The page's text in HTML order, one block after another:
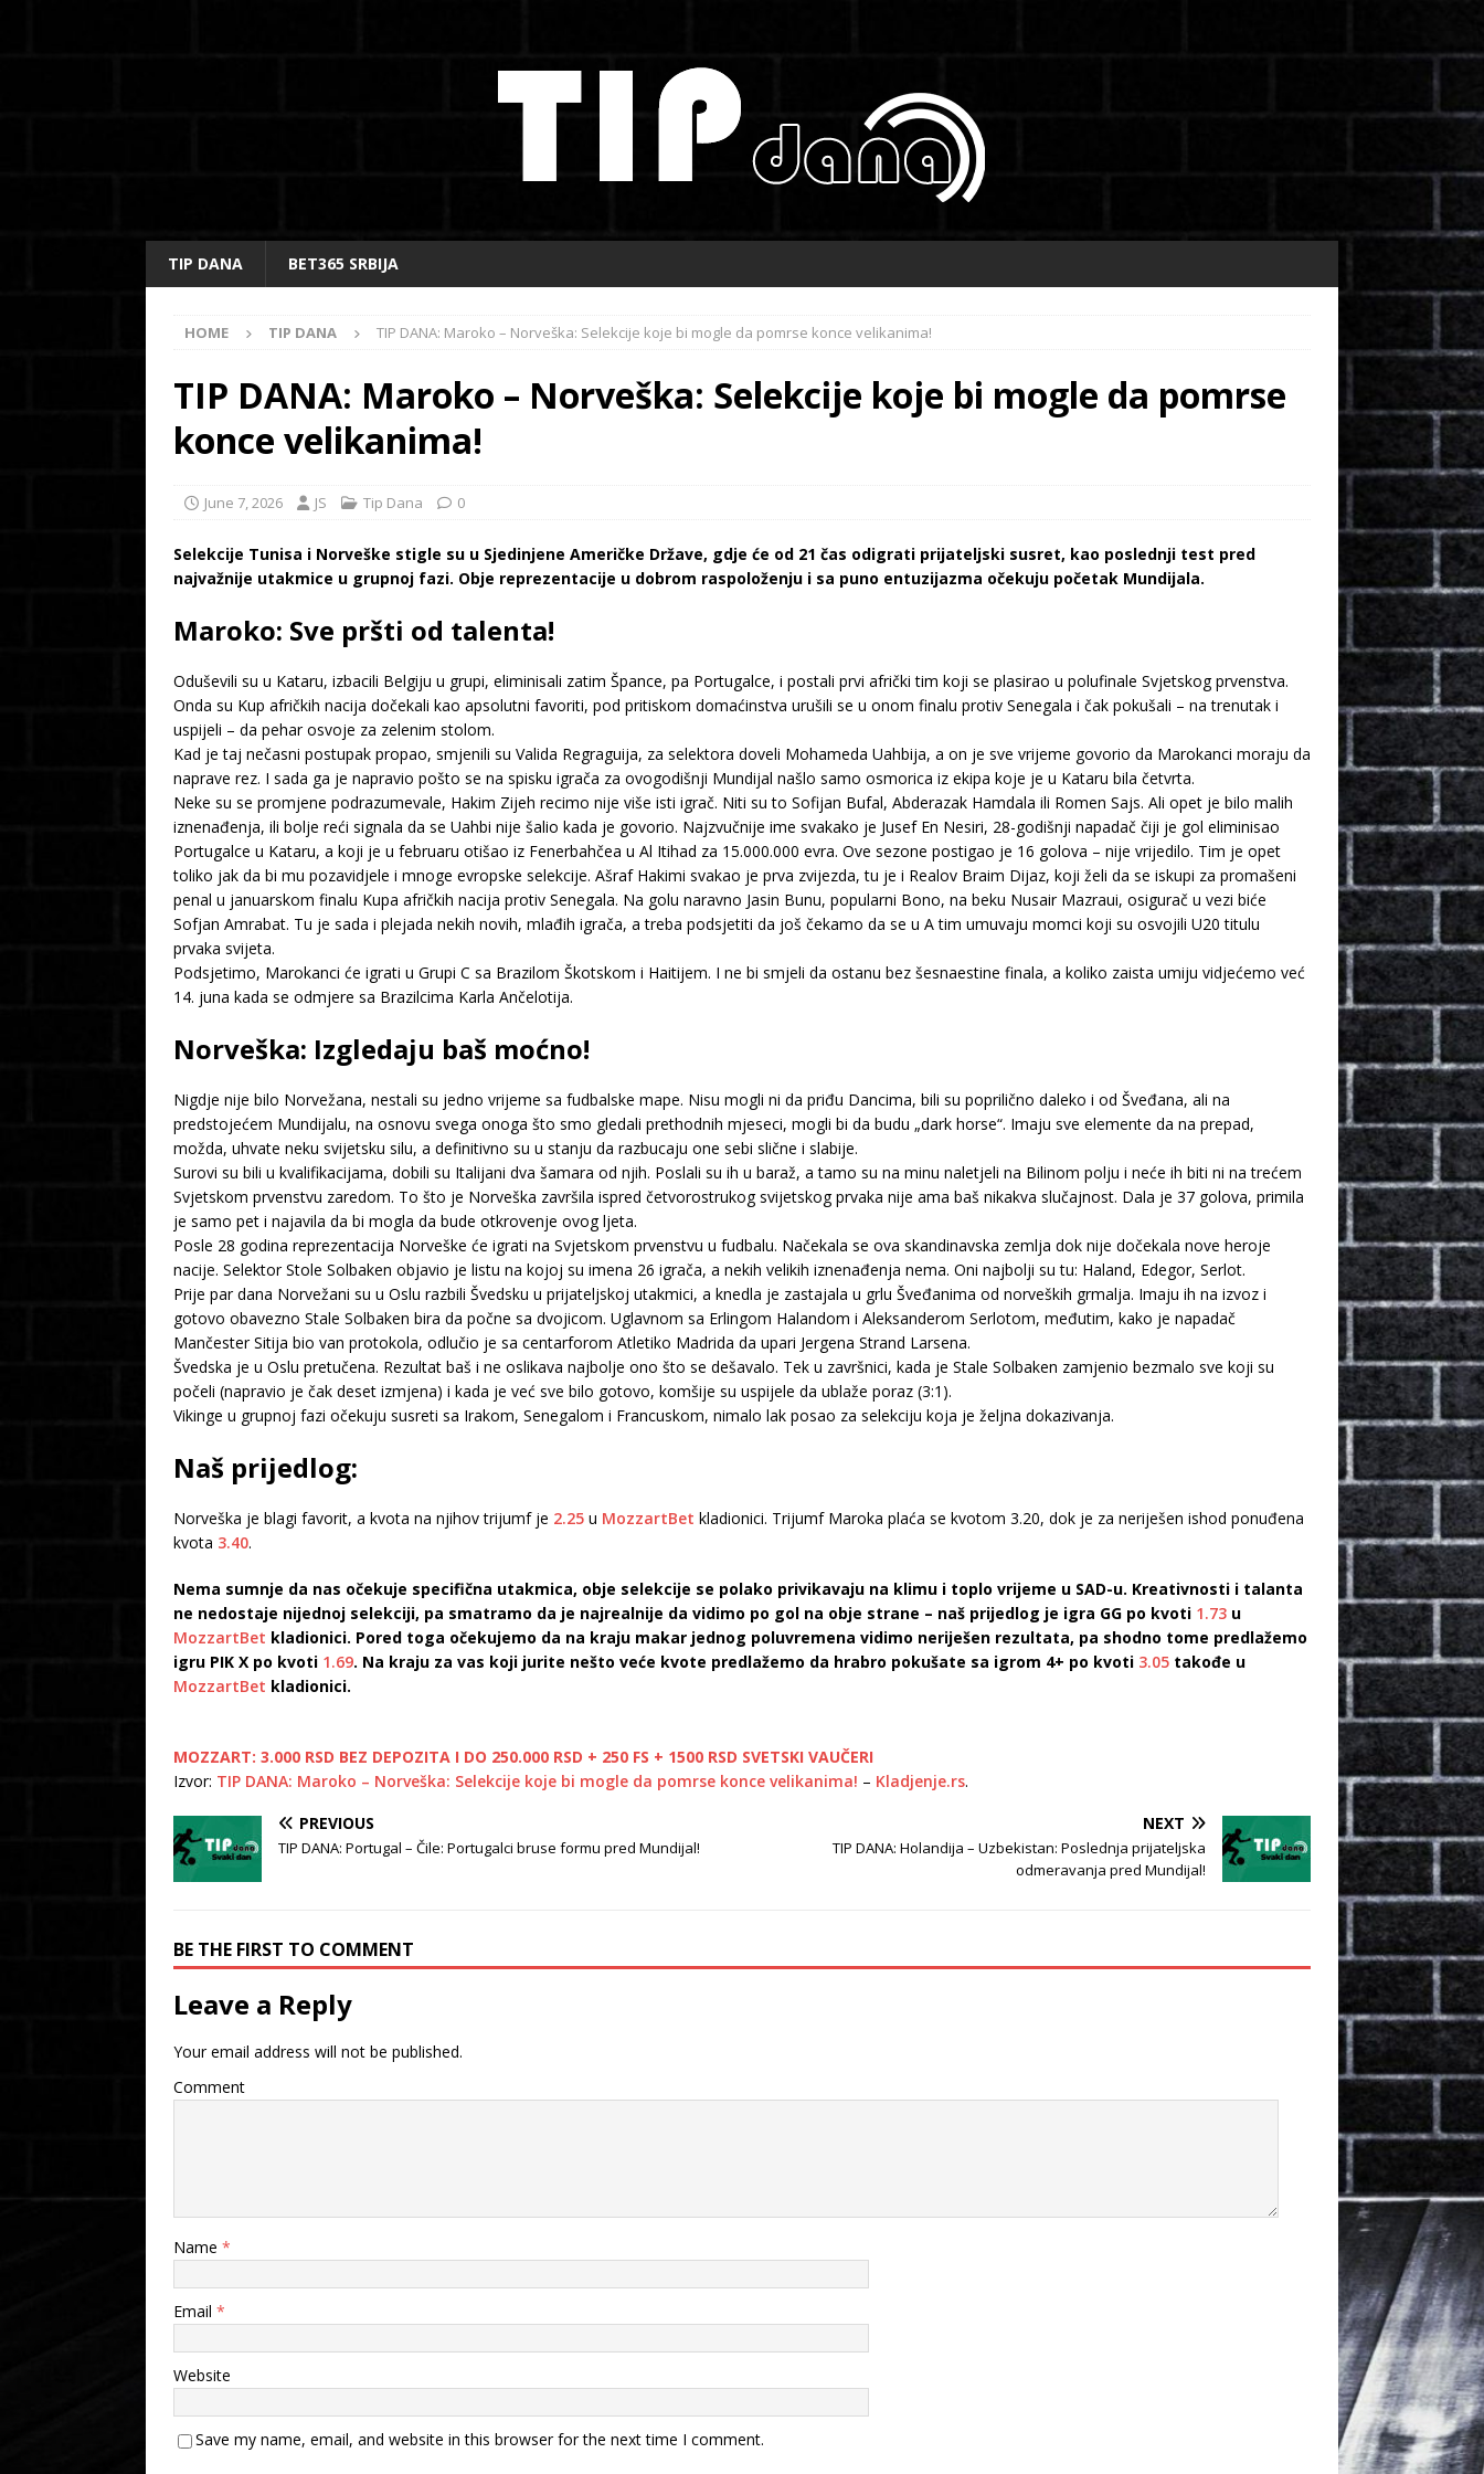
TIP DANA BET365 SRBIJA
HOME TIP DANA TIP DANA: Maroko – Norveška: Selekcije koje bi mogle da pomrse konce velikanima!
TIP DANA: Maroko – Norveška: Selekcije koje bi mogle da pomrse
konce velikanima!
June 7, 2026 JS Tip Dana 0
Selekcije Tunisa i Norveške stigle su u Sjedinjene Američke Države, gdje će od 21 čas odigrati prijateljski susret, kao poslednji test pred
najvažnije utakmice u grupnoj fazi. Obje reprezentacije u dobrom raspoloženju i sa puno entuzijazma očekuju početak Mundijala.
Maroko: Sve pršti od talenta!
Oduševili su u Kataru, izbacili Belgiju u grupi, eliminisali zatim Špance, pa Portugalce, i postali prvi afrički tim koji se plasirao u polufinale Svjetskog prvenstva.
Onda su Kup afričkih nacija dočekali kao apsolutni favoriti, pod pritiskom domaćinstva urušili se u onom finalu protiv Senegala i čak pokušali – na trenutak i
uspijeli – da pehar osvoje za zelenim stolom.
Kad je taj nečasni postupak propao, smjenili su Valida Regraguija, za selektora doveli Mohameda Uahbija, a on je sve vrijeme govorio da Marokanci moraju da
naprave rez. I sada ga je napravio pošto se na spisku igrača za ovogodišnji Mundijal našlo samo osmorica iz ekipa koje je u Kataru bila četvrta.
Neke su se promjene podrazumevale, Hakim Zijeh recimo nije više isti igrač. Niti su to Sofijan Bufal, Abderazak Hamdala ili Romen Sajs. Ali opet je bilo malih
iznenađenja, ili bolje reći signala da se Uahbi nije šalio kada je govorio. Najzvučnije ime svakako je Jusef En Nesiri, 28-godišnji napadač čiji je gol eliminisao
Portugalce u Kataru, a koji je u februaru otišao iz Fenerbahčea u Al Itihad za 15.000.000 evra. Ove sezone postigao je 16 golova – nije vrijedilo. Tim je opet
toliko jak da bi mu pozavidjele i mnoge evropske selekcije. Ašraf Hakimi svakao je prva zvijezda, tu je i Realov Braim Dijaz, koji želi da se iskupi za promašeni
penal u januarskom finalu Kupa afričkih nacija protiv Senegala. Na golu naravno Jasin Bunu, popularni Bono, na beku Nusair Mazraui, osigurač u vezi biće
Sofjan Amrabat. Tu je sada i plejada nekih novih, mlađih igrača, a treba podsjetiti da još čekamo da se u A tim umuvaju momci koji su osvojili U20 titulu
prvaka svijeta.
Podsjetimo, Marokanci će igrati u Grupi C sa Brazilom Škotskom i Haitijem. I ne bi smjeli da ostanu bez šesnaestine finala, a koliko zaista umiju vidjećemo već
14. juna kada se odmjere sa Brazilcima Karla Ančelotija.
Norveška: Izgledaju baš moćno!
Nigdje nije bilo Norvežana, nestali su jedno vrijeme sa fudbalske mape. Nisu mogli ni da priđu Dancima, bili su poprilično daleko i od Šveđana, ali na
predstojećem Mundijalu, na osnovu svega onoga što smo gledali prethodnih mjeseci, mogli bi da budu „dark horse“. Imaju sve elemente da na prepad,
možda, uhvate neku svijetsku silu, a definitivno su u stanju da razbucaju one sebi slične i slabije.
Surovi su bili u kvalifikacijama, dobili su Italijani dva šamara od njih. Poslali su ih u baraž, a tamo su na minu naletjeli na Bilinom polju i neće ih biti ni na trećem
Svjetskom prvenstvu zaredom. To što je Norveška završila ispred četvorostrukog svijetskog prvaka nije ama baš nikakva slučajnost. Dala je 37 golova, primila
je samo pet i najavila da bi mogla da bude otkrovenje ovog ljeta.
Posle 28 godina reprezentacija Norveške će igrati na Svjetskom prvenstvu u fudbalu. Načekala se ova skandinavska zemlja dok nije dočekala nove heroje
nacije. Selektor Stole Solbaken objavio je listu na kojoj su imena 26 igrača, a nekih velikih iznenađenja nema. Oni najbolji su tu: Haland, Edegor, Serlot.
Prije par dana Norvežani su u Oslu razbili Švedsku u prijateljskoj utakmici, a knedla je zastajala u grlu Šveđanima od norveških grmalja. Imaju ih na izvoz i
gotovo obavezno Stale Solbaken bira da počne sa dvojicom. Uglavnom sa Erlingom Halandom i Aleksanderom Serlotom, međutim, kako je napadač
Mančester Sitija bio van protokola, odlučio je sa centarforom Atletiko Madrida da upari Jergena Strand Larsena.
Švedska je u Oslu pretučena. Rezultat baš i ne oslikava najbolje ono što se dešavalo. Tek u završnici, kada je Stale Solbaken zamjenio bezmalo sve koji su
počeli (napravio je čak deset izmjena) i kada je već sve bilo gotovo, komšije su uspijele da ublaže poraz (3:1).
Vikinge u grupnoj fazi očekuju susreti sa Irakom, Senegalom i Francuskom, nimalo lak posao za selekciju koja je željna dokazivanja.
Naš prijedlog:
Norveška je blagi favorit, a kvota na njihov trijumf je 2.25 u MozzartBet kladionici. Trijumf Maroka plaća se kvotom 3.20, dok je za neriješen ishod ponuđena
kvota 3.40.
Nema sumnje da nas očekuje specifična utakmica, obje selekcije se polako privikavaju na klimu i toplo vrijeme u SAD-u. Kreativnosti i talanta
ne nedostaje nijednoj selekciji, pa smatramo da je najrealnije da vidimo po gol na obje strane – naš prijedlog je igra GG po kvoti 1.73 u
MozzartBet kladionici. Pored toga očekujemo da na kraju makar jednog poluvremena vidimo neriješen rezultata, pa shodno tome predlažemo
igru PIK X po kvoti 1.69. Na kraju za vas koji jurite nešto veće kvote predlažemo da hrabro pokušate sa igrom 4+ po kvoti 3.05 takođe u
MozzartBet kladionici.
MOZZART: 3.000 RSD BEZ DEPOZITA I DO 250.000 RSD + 250 FS + 1500 RSD SVETSKI VAUČERI
Izvor: TIP DANA: Maroko – Norveška: Selekcije koje bi mogle da pomrse konce velikanima! – Kladjenje.rs.
PREVIOUS
TIP DANA: Portugal – Čile: Portugalci bruse formu pred Mundijal!
NEXT
TIP DANA: Holandija – Uzbekistan: Poslednja prijateljska
odmeravanja pred Mundijal!
BE THE FIRST TO COMMENT
Leave a Reply
Your email address will not be published.
Comment
Name *
Email *
Website
Save my name, email, and website in this browser for the next time I comment.